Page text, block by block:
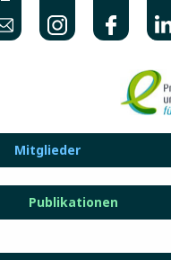
Mitglieder
Publikationen